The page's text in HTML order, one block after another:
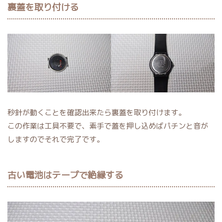
裏蓋を取り付ける
秒針が動くことを確認出来たら裏蓋を取り付けます。
この作業は工具不要で、素手で蓋を押し込めばパチンと音が
しますのでそれで完了です。
古い電池はテープで絶縁する